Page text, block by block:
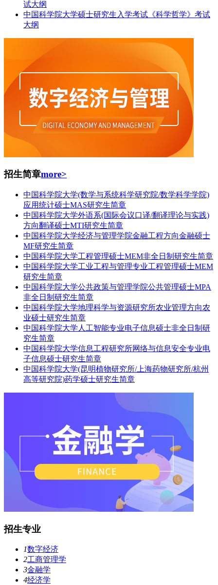
试大纲
中国科学院大学硕士研究生入学考试《科学哲学》考试
大纲
招生简章more>
中国科学院大学(数学与系统科学研究院/数学科学学院)
应用统计硕士MAS研究生简章
中国科学院大学外语系(国际会议口译/翻译理论与实践)
方向翻译硕士MTI研究生简章
中国科学院大学经济与管理学院金融工程方向金融硕士
MF研究生简章
中国科学院大学工程管理硕士MEM非全日制研究生简章
中国科学院大学工业工程与管理专业工程管理硕士MEM
研究生简章
中国科学院大学公共政策与管理学院公共管理硕士MPA
非全日制研究生简章
中国科学院大学地理科学与资源研究所农业管理方向农
业硕士研究生简章
中国科学院大学人工智能专业电子信息硕士非全日制研
究生简章
中国科学院大学信息工程研究所网络与信息安全专业电
子信息硕士研究生简章
中国科学院大学(昆明植物研究所/上海药物研究所/杭州
高等研究院)药学硕士研究生简章
招生专业
1数字经济
2工商管理学
3金融学
4经济学